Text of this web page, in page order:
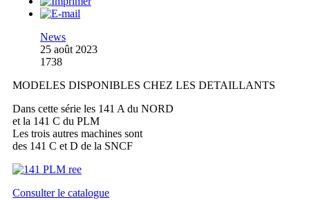
News
25 août 2023
1738
MODELES DISPONIBLES CHEZ LES DETAILLANTS
Dans cette série les 141 A du NORD
et la 141 C du PLM
Les trois autres machines sont
des 141 C et D de la SNCF
Consulter le catalogue